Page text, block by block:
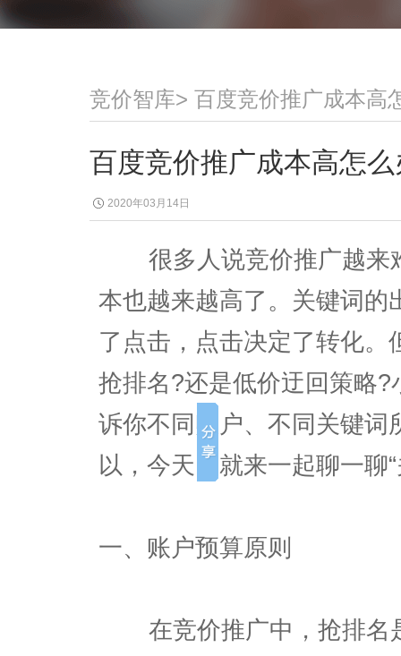
竞价智库> 百度竞价推广成本高
百度竞价推广成本高怎
2020年03月14日
很多人说竞价推广越来
本也越来越高了。关键词的
了点击，点击决定了转化。
抢排名?还是低价迂回策略
诉你不同账户、不同关键词
以，今天咱就来一起聊一聊
一、账户预算原则
在竞价推广中，抢排名